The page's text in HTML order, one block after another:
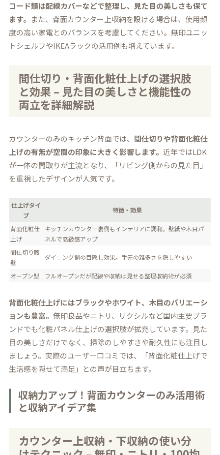
コード類は配線カバーなどで整理し、見た目の美しさも保て
ます。 また、背面カウンター上収納を設ける場合は、使用頻
度の高い家電とのバランスを考慮してください。無印ユニッ
トシェルフやIKEAラックの活用例も増えています。
間仕切り・背面化粧仕上げの選択肢
と効果 – 見た目の美しさと機能性の
両立を詳細解説
カウンターのみのキッチン背面では、 間仕切りや背面化粧仕
上げの有無が空間の印象に大きく影響します。近年ではLDK
が一体の間取りが主流となり、「リビング側からの見た目」
を重視したデザインが人気です。
仕上げタイ
プ
特徴・効果
背面化粧仕
上げ
キッチンカウンター裏側もインテリアに調和。壁紙や木目パ
ネルで高級感アップ
間仕切り腰
壁
ダイニング側の目隠し効果。手元の雑多さを隠しやすい
オープン型 フルオープンだが配線や収納は見せる整理収納術が必須
背面化粧仕上げにはブラックやホワイト、木目のバリエーシ
ョンも豊富。 無印良品やニトリ、リクシルなど国内主要ブラ
ンドでも化粧パネル仕上げの選択肢が拡充しています。見た
目の美しさだけでなく、掃除のしやすさや耐久性にも注目し
ましょう。実際のユーザー口コミでは、「背面化粧仕上げで
生活感を隠せて満足」との声が目立ちます。
収納力アップ！背面カウンターのみ活用術
と収納アイデア集
カウンター上収納・下収納の使い分